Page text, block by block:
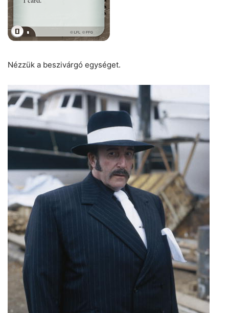
Nézzük a beszivárgó egységet.